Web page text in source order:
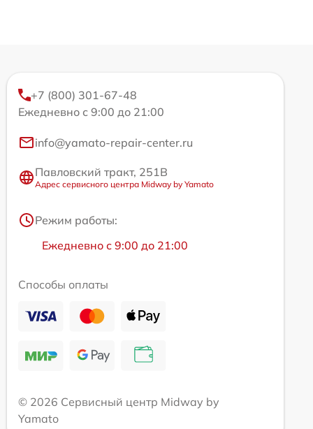
+7 (800) 301-67-48
Ежедневно с 9:00 до 21:00
info@yamato-repair-center.ru
Павловский тракт, 251В
Адрес сервисного центра Midway by Yamato
Режим работы:
Ежедневно с 9:00 до 21:00
Способы оплаты
© 2026 Сервисный центр Midway by
Yamato